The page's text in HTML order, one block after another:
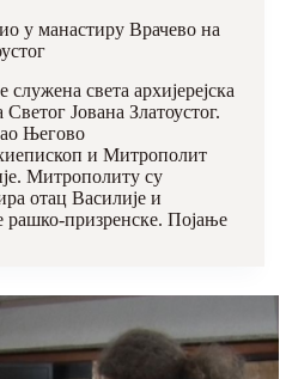
у манастиру Врачево на
света архијерејска
Јована Златоустог.
Његово
и Митрополит
Митрополиту су
отац Василије и
призренске. Појање